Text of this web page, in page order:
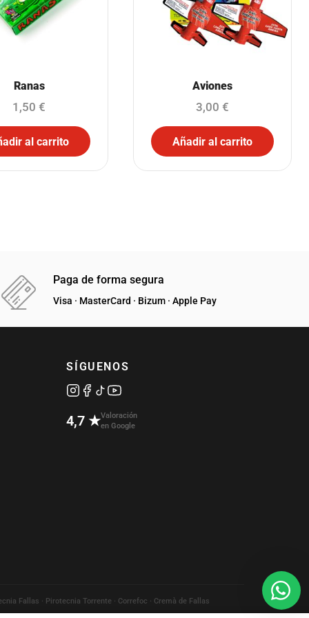
Ranas
1,50 €
al carrito
Aviones
3,00 €
Añadir al carrito
Paga de forma segura
Visa · MasterCard · Bizum · Apple Pay
SÍGUENOS
4,7 ★Valoración
en Google
Fallas · Pirotecnia Torrente · Correfoc · Cremà de Fallas